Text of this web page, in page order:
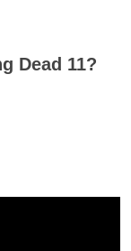
Dead 11?